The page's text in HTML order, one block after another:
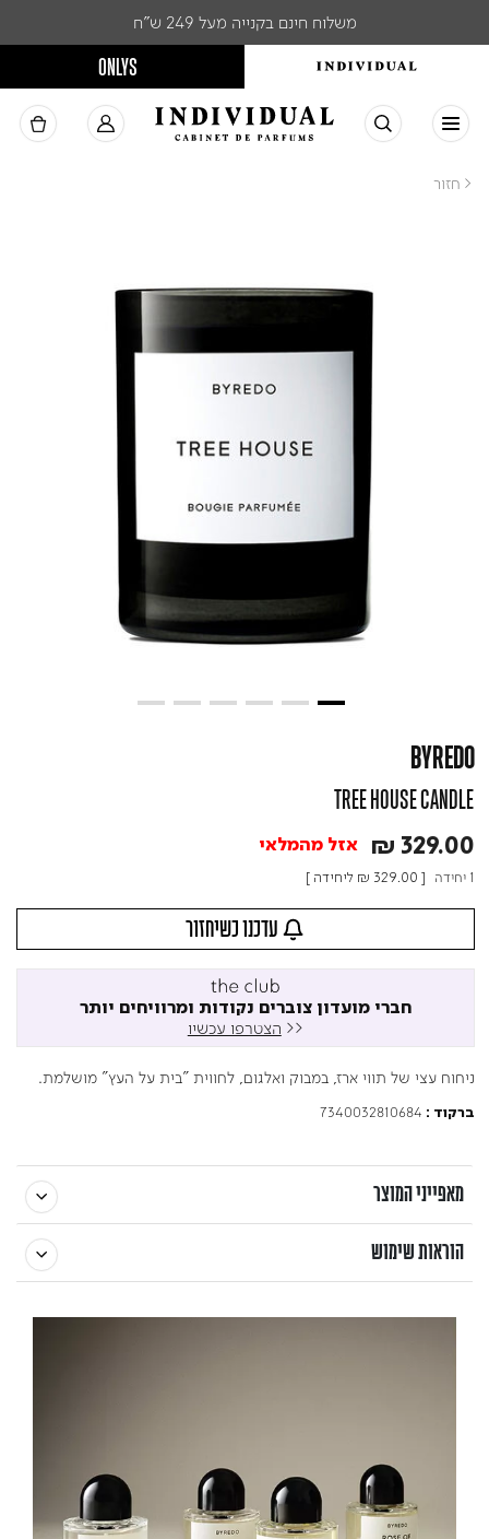
משלוח חינם בקנייה מעל 249 ש"ח
ONLYS
< חזור
BYREDO
TREE HOUSE CANDLE
₪ 329.00
אזל מהמלאי
1 יחידה [
₪ 329.00 ליחידה ]
חברי מועדון צוברים נקודות ומרוויחים יותר
<< הצטרפו עכשיו
ניחוח עצי של תווי ארז, במבוק ואלגום, לחווית "בית על העץ" מושלמת.
ברקוד : 7340032810684
מאפייני המוצר
הוראות שימוש